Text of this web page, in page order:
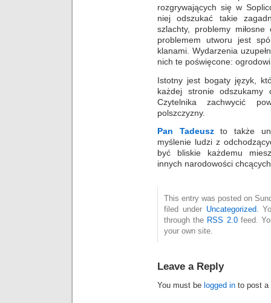
rozgrywających się w
niej odszukać takie
szlachty, problemy
problemem utworu jest
klanami. Wydarzenia
nich te poświęcone:
Istotny jest bogaty język,
każdej stronie odszukamy
Czytelnika zachwycić
polszczyzny.
Pan
Tadeuszto także
myślenie ludzi z
być bliskie każdemu
innych narodowości
This entry was posted on
filed under Uncategorized.
through the RSS 2.0feed.
your own site.
Leave a Reply
You must be logged in to post a